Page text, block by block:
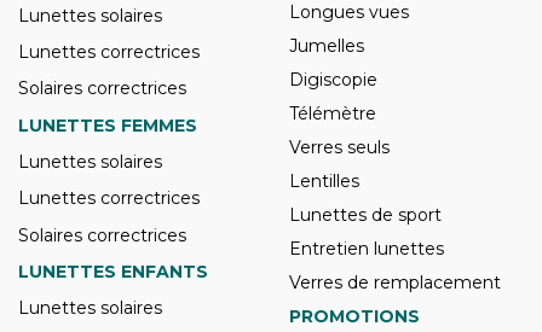
Lunettes solaires
Lunettes correctrices
Solaires correctrices
LUNETTES FEMMES
Lunettes solaires
Lunettes correctrices
Solaires correctrices
LUNETTES ENFANTS
Lunettes solaires
Longues vues
Jumelles
Digiscopie
Télémètre
Verres seuls
Lentilles
Lunettes de sport
Entretien lunettes
Verres de remplacement
PROMOTIONS